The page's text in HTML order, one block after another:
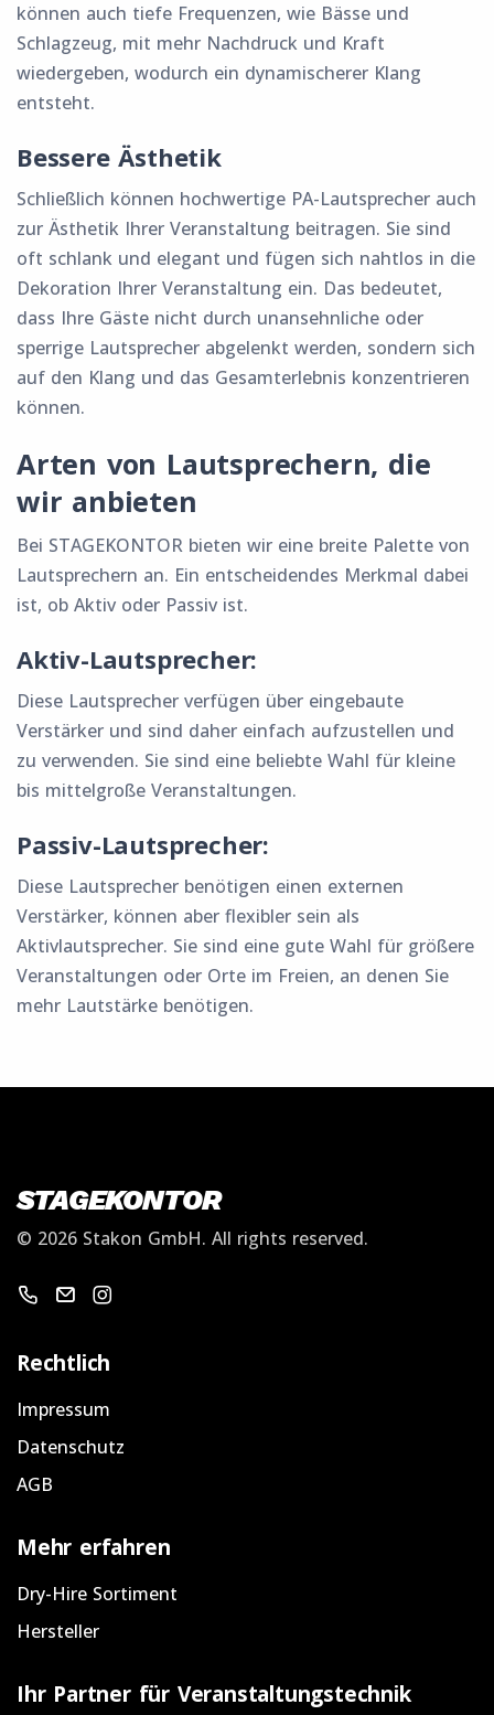
können auch tiefe Frequenzen, wie Bässe und
Schlagzeug, mit mehr Nachdruck und Kraft
wiedergeben, wodurch ein dynamischerer Klang
entsteht.
Bessere Ästhetik
Schließlich können hochwertige PA-Lautsprecher auch
zur Ästhetik Ihrer Veranstaltung beitragen. Sie sind
oft schlank und elegant und fügen sich nahtlos in die
Dekoration Ihrer Veranstaltung ein. Das bedeutet,
dass Ihre Gäste nicht durch unansehnliche oder
sperrige Lautsprecher abgelenkt werden, sondern sich
auf den Klang und das Gesamterlebnis konzentrieren
können.
Arten von Lautsprechern, die
wir anbieten
Bei STAGEKONTOR bieten wir eine breite Palette von
Lautsprechern an. Ein entscheidendes Merkmal dabei
ist, ob Aktiv oder Passiv ist.
Aktiv-Lautsprecher:
Diese Lautsprecher verfügen über eingebaute
Verstärker und sind daher einfach aufzustellen und
zu verwenden. Sie sind eine beliebte Wahl für kleine
bis mittelgroße Veranstaltungen.
Passiv-Lautsprecher:
Diese Lautsprecher benötigen einen externen
Verstärker, können aber flexibler sein als
Aktivlautsprecher. Sie sind eine gute Wahl für größere
Veranstaltungen oder Orte im Freien, an denen Sie
mehr Lautstärke benötigen.
STAGEKONTOR
© 2026 Stakon GmbH. All rights reserved.
Warenkorb
Email schicken
Rechtlich
Impressum
Datenschutz
AGB
Mehr erfahren
Dry-Hire Sortiment
Hersteller
Ihr Partner für Veranstaltungstechnik